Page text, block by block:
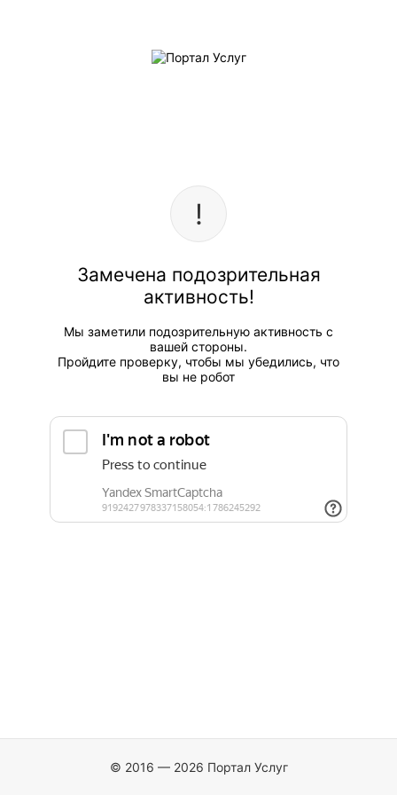
Замечена подозрительная
активность!
Мы заметили подозрительную активность с
вашей стороны.
Пройдите проверку, чтобы мы убедились, что
вы не робот
© 2016 — 2026 Портал Услуг